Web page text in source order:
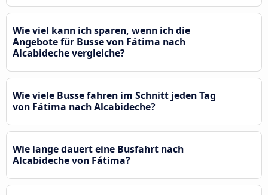
Wie viel kann ich sparen, wenn ich die
Angebote für Busse von Fátima nach
Alcabideche vergleiche?
Wie viele Busse fahren im Schnitt jeden Tag
von Fátima nach Alcabideche?
Wie lange dauert eine Busfahrt nach
Alcabideche von Fátima?